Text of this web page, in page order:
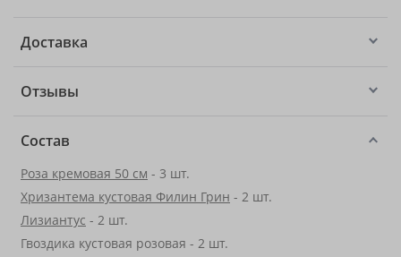
Доставка
Отзывы
Состав
Роза кремовая 50 см - 3 шт.
Хризантема кустовая Филин Грин - 2 шт.
Лизиантус - 2 шт.
Гвоздика кустовая розовая - 2 шт.